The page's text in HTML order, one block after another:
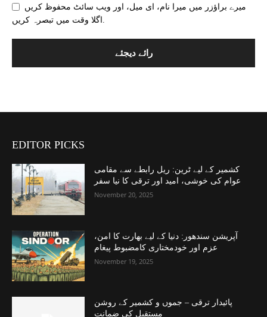
میرے براؤزر میں میرا نام، ای میل، اور ویب سائٹ محفوظ کریں
EDITOR PICKS
کشمیر کے لیے ٹرین: ریل رابطے سے مقامی
عوام کی خوشی، امید اور ترقی کا نیا سفر
November 20, 2025
آپریشن سندھور: دنیا کے لیے بھارت کا امن،
عزم اور خودمختاری کامضبوط پیغام
November 19, 2025
پائیدار ترقی – جموں و کشمیر کے روشن
مستقبل کی ضمانت